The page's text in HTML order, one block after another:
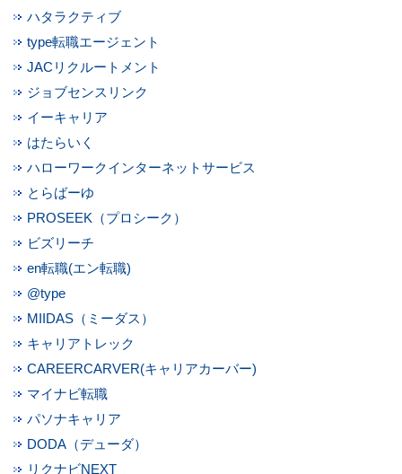
ハタラクティブ
type転職エージェント
JACリクルートメント
ジョブセンスリンク
イーキャリア
はたらいく
ハローワークインターネットサービス
とらばーゆ
PROSEEK（プロシーク）
ビズリーチ
en転職(エン転職)
@type
MIIDAS（ミーダス）
キャリアトレック
CAREERCARVER(キャリアカーバー)
マイナビ転職
パソナキャリア
DODA（デューダ）
リクナビNEXT